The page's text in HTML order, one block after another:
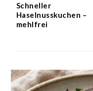
Schneller
Haselnusskuchen –
mehlfrei